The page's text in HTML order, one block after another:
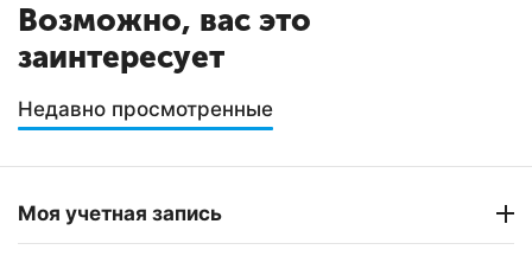
Возможно, вас это
заинтересует
Недавно просмотренные
Моя учетная запись